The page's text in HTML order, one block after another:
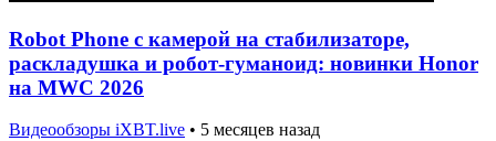
Robot Phone с камерой на стабилизаторе,
раскладушка и робот-гуманоид: новинки Honor
на MWC 2026
Видеообзоры iXBT.live • 5 месяцев назад